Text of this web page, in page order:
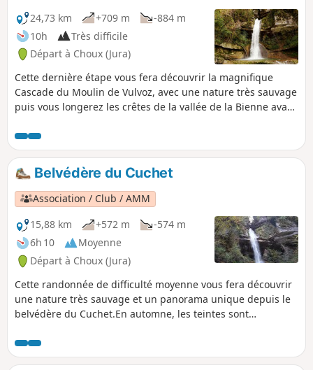
24,73 km
+709 m
-884 m
10h
Très difficile
Départ à Choux (Jura)
Cette dernière étape vous fera découvrir la magnifique
Cascade du Moulin de Vulvoz, avec une nature très sauvage
puis vous longerez les crêtes de la vallée de la Bienne avant
retrouver Villards-d'Héria.
Belvédère du Cuchet
Association / Club / AMM
15,88 km
+572 m
-574 m
6h 10
Moyenne
Départ à Choux (Jura)
Cette randonnée de difficulté moyenne vous fera découvrir
une nature très sauvage et un panorama unique depuis le
belvédère du Cuchet.En automne, les teintes sont